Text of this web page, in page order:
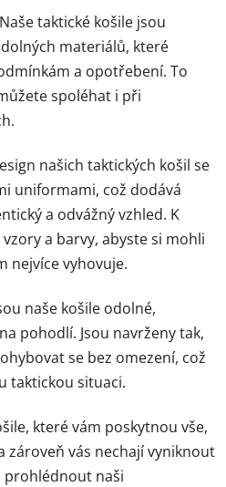
i
s
u
Naše taktické košile jsou
materiálů, které
a opotřebení. To
spoléhat i při
našich taktických košil se
uniformami, což dodává
a odvážný vzhled. K
a barvy, abyste si mohli
nejvíce vyhovuje.
naše košile odolné,
pohodlí. Jsou navrženy tak,
se bez omezení, což
taktickou situaci.
které vám poskytnou vše,
zároveň vás nechají vyniknout
prohlédnout naši